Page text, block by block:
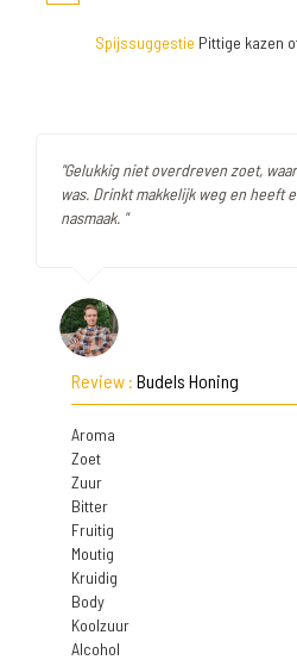
Spijssuggestie Pittige kazen
"Gelukkig niet overdreven zoet,
was. Drinkt makkelijk weg en heeft
nasmaak. "
Review : Budels Honing
Aroma
Zoet
Zuur
Bitter
Fruitig
Moutig
Kruidig
Body
Koolzuur
Alcohol